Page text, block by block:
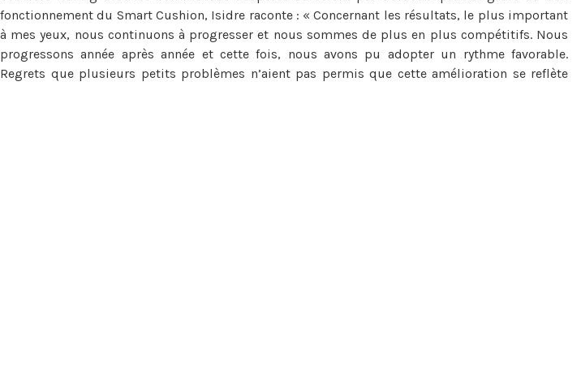
fonctionnement du Smart Cushion, Isidre raconte : « Concernant les résultats, le plus important
à mes yeux, nous continuons à progresser et nous sommes de plus en plus compétitifs. Nous
progressons année après année et cette fois, nous avons pu adopter un rythme favorable.
Regrets que plusieurs petits problèmes n’aient pas permis que cette amélioration se reflète